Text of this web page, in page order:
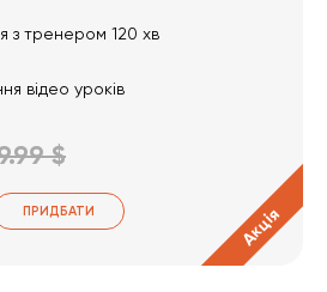
з тренером 120 хв
відео уроків
$
ПРИДБАТИ Акція